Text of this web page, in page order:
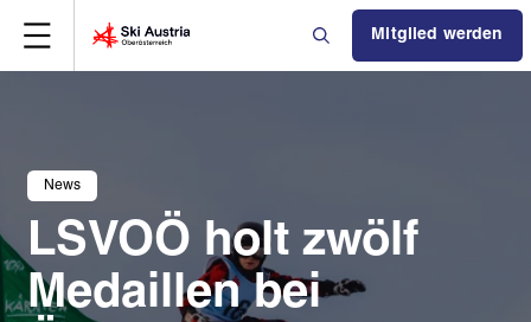
Mitglied werden
News
LSVOÖ holt zwölf
Medaillen bei